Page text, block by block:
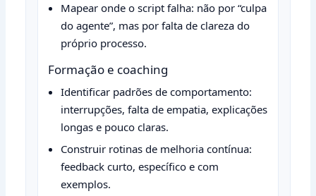
Mapear onde o script falha: não por “culpa
do agente”, mas por falta de clareza do
próprio processo.
Formação e coaching
Identificar padrões de comportamento:
interrupções, falta de empatia, explicações
longas e pouco claras.
Construir rotinas de melhoria contínua:
feedback curto, específico e com
exemplos.